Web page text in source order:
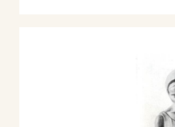
della Città di Venezia,
1930 - Alberto Zajotti,
Biennale di Venezia,